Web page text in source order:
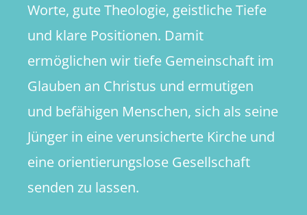
Worte, gute Theologie, geistliche Tiefe
und klare Positionen. Damit
ermöglichen wir tiefe Gemeinschaft im
Glauben an Christus und ermutigen
und befähigen Menschen, sich als seine
Jünger in eine verunsicherte Kirche und
eine orientierungslose Gesellschaft
senden zu lassen.